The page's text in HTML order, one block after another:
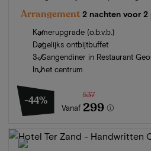
Arrangement 2 nachten voor
Kamerupgrade (o.b.v.b.)
Dagelijks ontbijtbuffet
3-Gangendiner in Restaurant
In het centrum
-44%
Vanaf
537
299